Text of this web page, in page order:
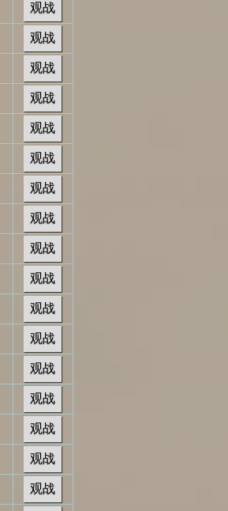
观战
观战
观战
观战
观战
观战
观战
观战
观战
观战
观战
观战
观战
观战
观战
观战
观战